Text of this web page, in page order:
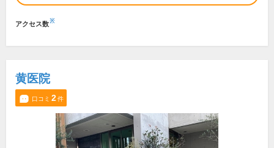
アクセス数※
黄医院
口コミ 2件